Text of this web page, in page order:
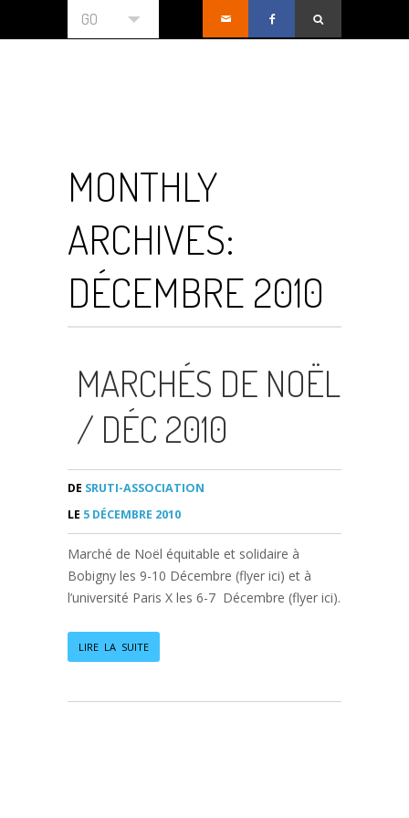
GO
MONTHLY
ARCHIVES:
DÉCEMBRE 2010
MARCHÉS DE NOËL
/ DÉC 2010
DE SRUTI-ASSOCIATION
LE 5 DÉCEMBRE 2010
Marché de Noël équitable et solidaire à
Bobigny les 9-10 Décembre (flyer ici) et à
l’université Paris X les 6-7 Décembre (flyer ici).
LIRE LA SUITE